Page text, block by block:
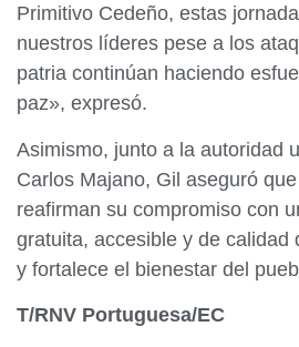
Primitivo Cedeño, estas
nuestros líderes pese a los
patria continúan haciendo
paz», expresó.
Asimismo, junto a la autoridad
Carlos Majano, Gil aseguró
reafirman su compromiso con
gratuita, accesible y de calidad
y fortalece el bienestar del
T/RNV Portuguesa/EC